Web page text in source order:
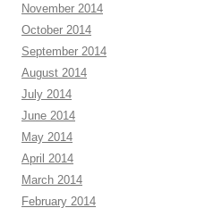
November 2014
October 2014
September 2014
August 2014
July 2014
June 2014
May 2014
April 2014
March 2014
February 2014